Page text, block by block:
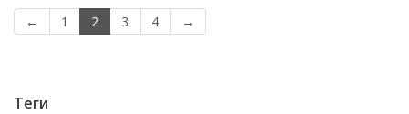
← 1 2 3 4 →
Теги